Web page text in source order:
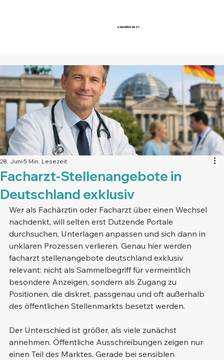
KARRIEREARZT
Facharzt-Stellenangebote in
Deutschland exklusiv
28. Juni 5 Min. Lesezeit
Wer als Fachärztin oder Facharzt über einen Wechsel
nachdenkt, will selten erst Dutzende Portale
durchsuchen, Unterlagen anpassen und sich dann in
unklaren Prozessen verlieren. Genau hier werden
facharzt stellenangebote deutschland exklusiv
relevant: nicht als Sammelbegriff für vermeintlich
besondere Anzeigen, sondern als Zugang zu
Positionen, die diskret, passgenau und oft außerhalb
des öffentlichen Stellenmarkts besetzt werden.
Der Unterschied ist größer, als viele zunächst
annehmen. Öffentliche Ausschreibungen zeigen nur
einen Teil des Marktes. Gerade bei sensiblen